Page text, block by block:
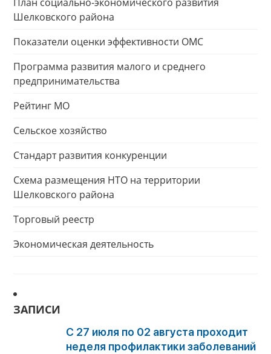
Шелковского района
Показатели оценки эффективности ОМС
Программа развития малого и среднего
предпринимательства
Рейтинг МО
Сельское хозяйство
Стандарт развития конкуренции
Схема размещения НТО на территории
Шелковского района
Торговый реестр
Экономическая деятельность
ЗАПИСИ
С 27 июля по 02 августа проходит
неделя профилактики заболеваний